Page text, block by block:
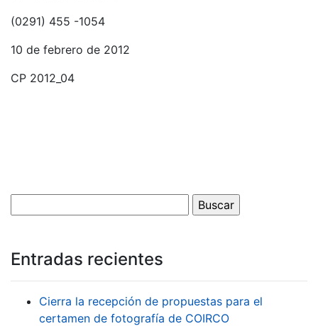
(0291) 455 -1054
10 de febrero de 2012
CP 2012_04
Entradas recientes
Cierra la recepción de propuestas para el
certamen de fotografía de COIRCO